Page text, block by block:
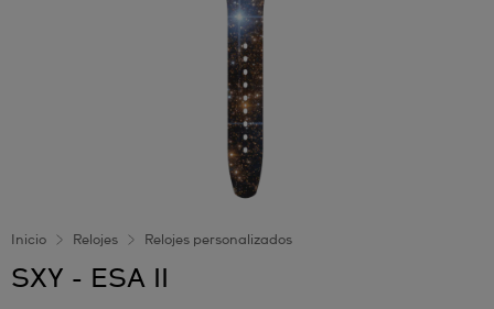
Inicio Relojes Relojes personalizados
SXY - ESA II